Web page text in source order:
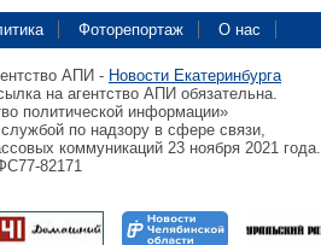
Фоторепортаж О нас
АПИ - Новости Екатеринбурга
на агентство АПИ обязательна.
политической информации»
по надзору в сфере связи,
коммуникаций 23 ноября 2021 года.
82171